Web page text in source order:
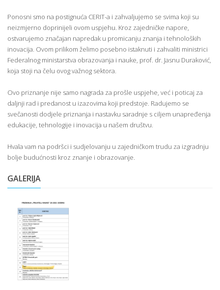
Ponosni smo na postignuća CERIT-a i zahvaljujemo se svima koji su
neizmjerno doprinijeli ovom uspjehu. Kroz zajedničke napore,
ostvarujemo značajan napredak u promicanju znanja i tehnoloških
inovacija. Ovom prilikom želimo posebno istaknuti i zahvaliti ministrici
Federalnog ministarstva obrazovanja i nauke, prof. dr. Jasnu Duraković,
koja stoji na čelu ovog važnog sektora.
Ovo priznanje nije samo nagrada za prošle uspjehe, već i poticaj za
daljnji rad i predanost u izazovima koji predstoje. Radujemo se
svečanosti dodjele priznanja i nastavku saradnje s ciljem unapređenja
edukacije, tehnologije i inovacija u našem društvu.
Hvala vam na podršci i sudjelovanju u zajedničkom trudu za izgradnju
bolje budućnosti kroz znanje i obrazovanje.
GALERIJA